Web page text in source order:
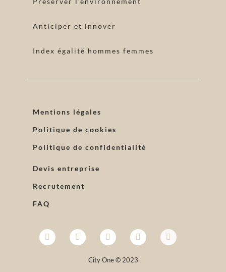
Anticiper et innover
Index égalité hommes femmes
Mentions légales
Politique de cookies
Politique de confidentialité
Devis entreprise
Recrutement
FAQ
City One © 2023